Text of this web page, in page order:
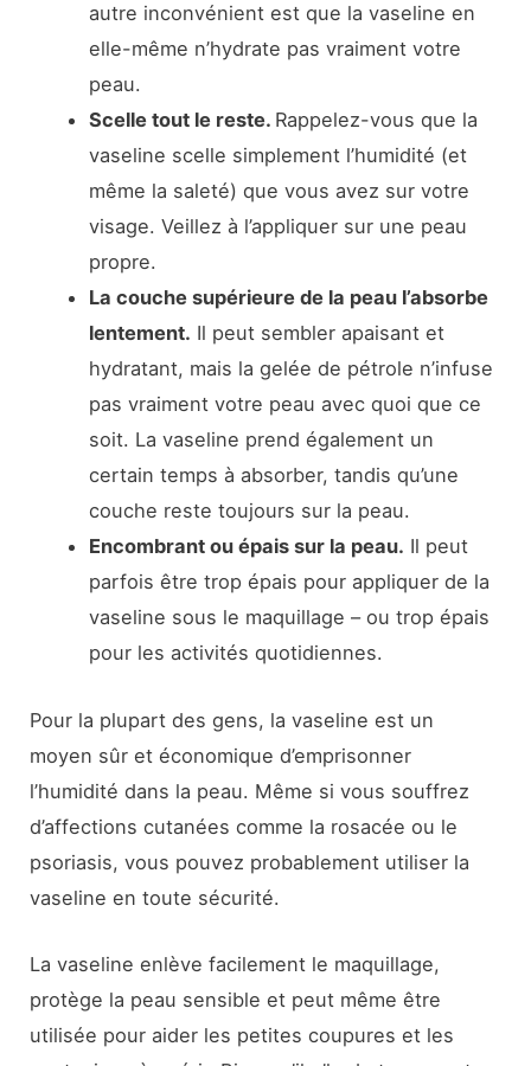
autre inconvénient est que la vaseline en
elle-même n’hydrate pas vraiment votre
peau.
Scelle tout le reste. Rappelez-vous que la
vaseline scelle simplement l’humidité (et
même la saleté) que vous avez sur votre
visage. Veillez à l’appliquer sur une peau
propre.
La couche supérieure de la peau l’absorbe
lentement. Il peut sembler apaisant et
hydratant, mais la gelée de pétrole n’infuse
pas vraiment votre peau avec quoi que ce
soit. La vaseline prend également un
certain temps à absorber, tandis qu’une
couche reste toujours sur la peau.
Encombrant ou épais sur la peau. Il peut
parfois être trop épais pour appliquer de la
vaseline sous le maquillage – ou trop épais
pour les activités quotidiennes.
Pour la plupart des gens, la vaseline est un
moyen sûr et économique d’emprisonner
l’humidité dans la peau. Même si vous souffrez
d’affections cutanées comme la rosacée ou le
psoriasis, vous pouvez probablement utiliser la
vaseline en toute sécurité.
La vaseline enlève facilement le maquillage,
protège la peau sensible et peut même être
utilisée pour aider les petites coupures et les